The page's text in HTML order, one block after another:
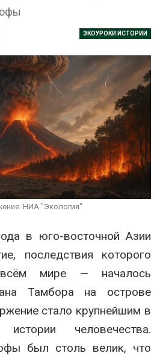
ЭКОУРОКИ ИСТОРИИ
НИА "Экология"
в юго-восточной Азии
последствия которого
мире — началось
Тамбора на острове
стало крупнейшим в
истории человечества.
был столь велик, что